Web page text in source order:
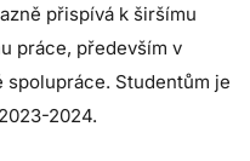
přispívá k širšímu
práce, především v
Studentům je
2024.